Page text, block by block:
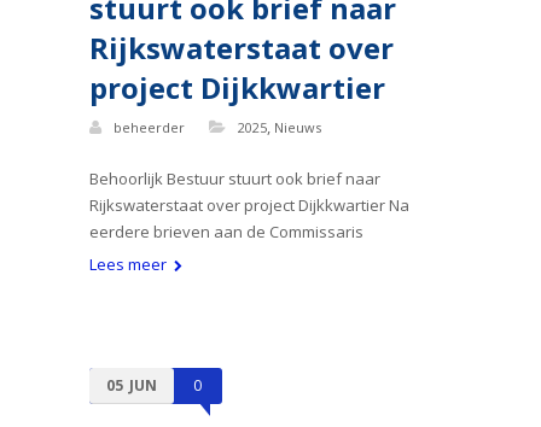
Rijkswaterstaat over
project Dijkkwartier
beheerder 2025, Nieuws
Behoorlijk Bestuur stuurt ook brief naar
Rijkswaterstaat over project Dijkkwartier Na
eerdere brieven aan de Commissaris
Lees meer
05 JUN 0